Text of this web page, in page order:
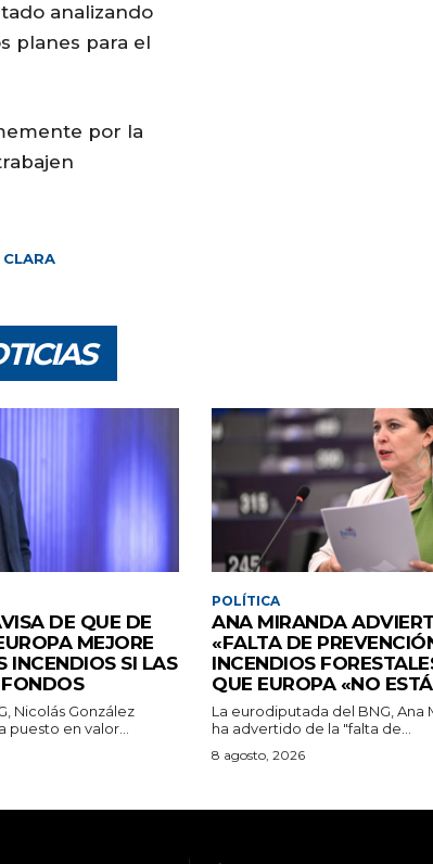
analizando
planes para el
por la
DE QUE DE
MEJORE
INCENDIOS SI LAS
Nicolás González
puesto en valor...
POLÍTICA
ANA MIRANDA
«FALTA DE
INCENDIOS
QUE EUROPA «NO
La eurodiputada del BNG, Ana
ha advertido de la "falta de...
8 agosto, 2026